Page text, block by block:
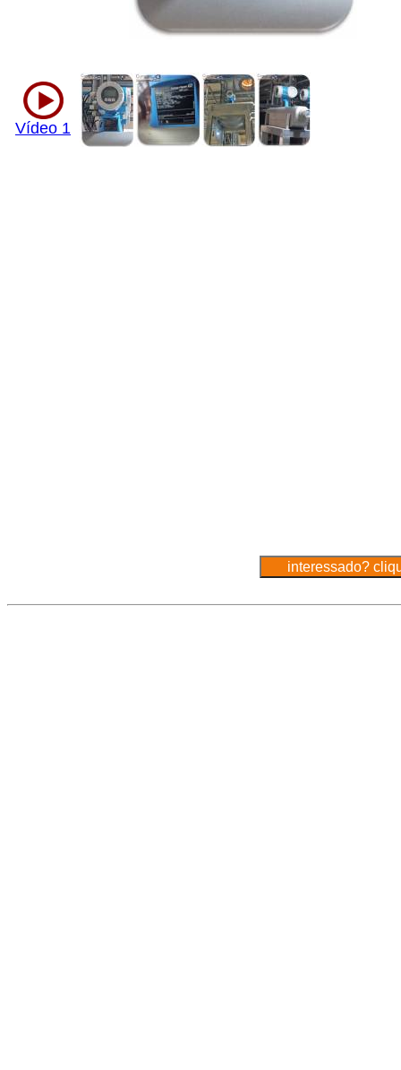
Vídeo 1